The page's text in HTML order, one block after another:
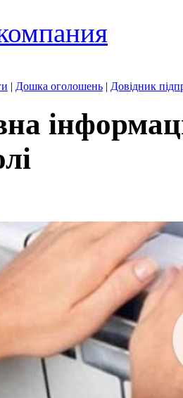
| Дошка оголошень | Довідник